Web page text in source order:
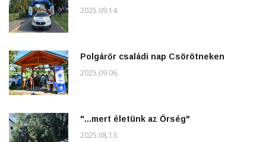
2025.09.14.
Polgárőr családi nap Csörötneken
2025.09.06.
"...mert életünk az Őrség"
2025.08.13.